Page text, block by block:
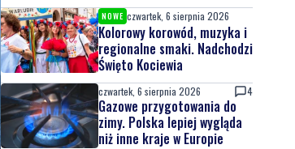
NOWE czwartek, 6 sierpnia 2026
Kolorowy korowód, muzyka i
regionalne smaki. Nadchodzi
Święto Kociewia
czwartek, 6 sierpnia 2026 4
Gazowe przygotowania do
zimy. Polska lepiej wygląda
niż inne kraje w Europie